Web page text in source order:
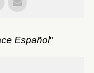
Español"